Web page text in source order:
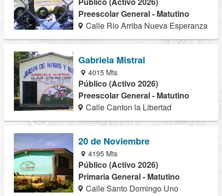
Preescolar General - Matutino
Calle Rio Arriba Nueva Esperanza
Gabriela Mistral
4015 Mts
Público (Activo 2026)
Preescolar General - Matutino
Calle Canton la Libertad
20 de Noviembre
4195 Mts
Público (Activo 2026)
Primaria General - Matutino
Calle Santo Domingo Uno